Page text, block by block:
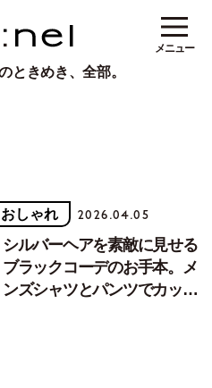
ときめき、全部。
メニュー
おしゃれ 2026.04.05
シルバーヘアを素敵に見せる
ブラックコーデのお手本。メ
ンズシャツとパンツでカッコ